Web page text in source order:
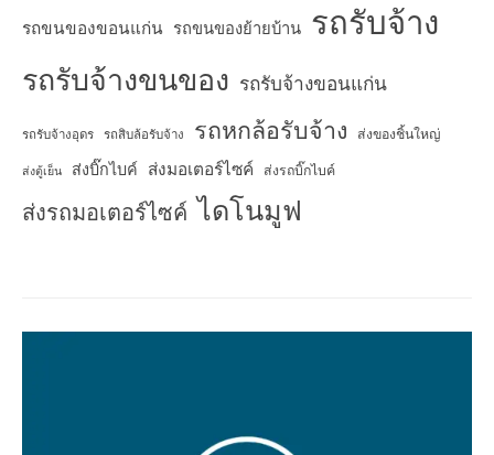
รถขนของขอนแก่น รถขนของย้ายบ้าน รถรับจ้าง
รถรับจ้างขนของ รถรับจ้างขอนแก่น
รถรับจ้างอุดร รถสิบล้อรับจ้าง รถหกล้อรับจ้าง ส่งของชิ้นใหญ่
ส่งตู้เย็น ส่งบิ๊กไบค์ ส่งมอเตอร์ไซค์ ส่งรถบิ๊กไบค์
ส่งรถมอเตอร์ไซค์ ไดโนมูฟ